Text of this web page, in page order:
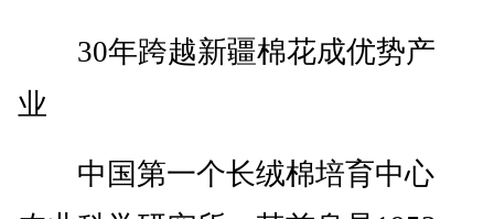
30年跨越新疆棉花成优势产
业
中国第一个长绒棉培育中心